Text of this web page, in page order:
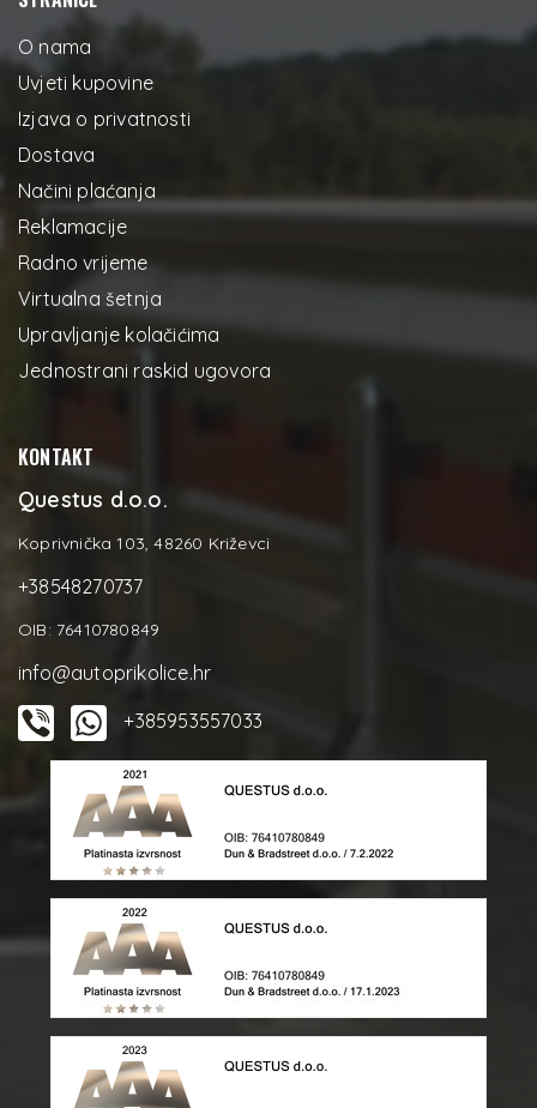
O nama
Uvjeti kupovine
Izjava o privatnosti
Dostava
Načini plaćanja
Reklamacije
Radno vrijeme
Virtualna šetnja
Upravljanje kolačićima
Jednostrani raskid ugovora
KONTAKT
Questus d.o.o.
Koprivnička 103, 48260 Križevci
+38548270737
OIB: 76410780849
info@autoprikolice.hr
+385953557033